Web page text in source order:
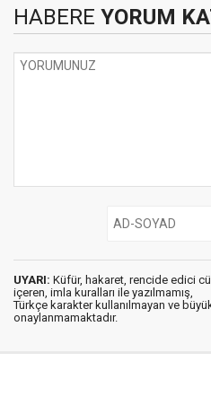
HABERE YORUM
UYARI: Küfür, hakaret, rencide edici
içeren, imla kuralları ile yazılmamış,
Türkçe karakter kullanılmayan ve
onaylanmamaktadır.